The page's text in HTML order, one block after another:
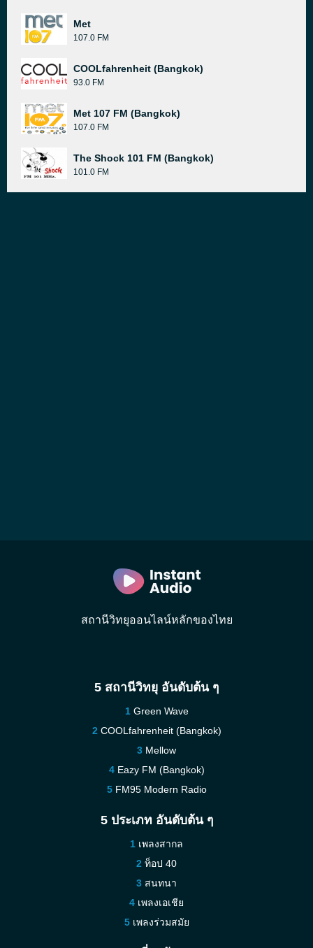
Met
107.0 FM
COOLfahrenheit (Bangkok)
93.0 FM
Met 107 FM (Bangkok)
107.0 FM
The Shock 101 FM (Bangkok)
101.0 FM
สถานีวิทยุออนไลน์หลักของไทย
5 สถานีวิทยุ อันดับต้น ๆ
Green Wave
COOLfahrenheit (Bangkok)
Mellow
Eazy FM (Bangkok)
FM95 Modern Radio
5 ประเภท อันดับต้น ๆ
เพลงสากล
ท็อป 40
สนทนา
เพลงเอเชีย
เพลงร่วมสมัย